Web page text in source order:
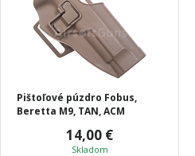
Pištoľové púzdro Fobus,
Beretta M9, TAN, ACM
14,00 €
Skladom